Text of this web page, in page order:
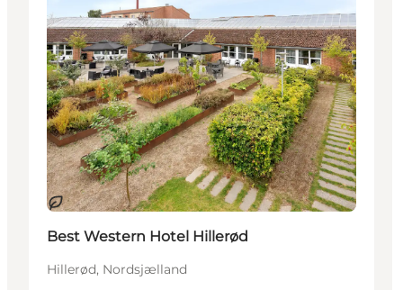
Bærekraftig
Best Western Hotel Hillerød
Hillerød, Nordsjælland